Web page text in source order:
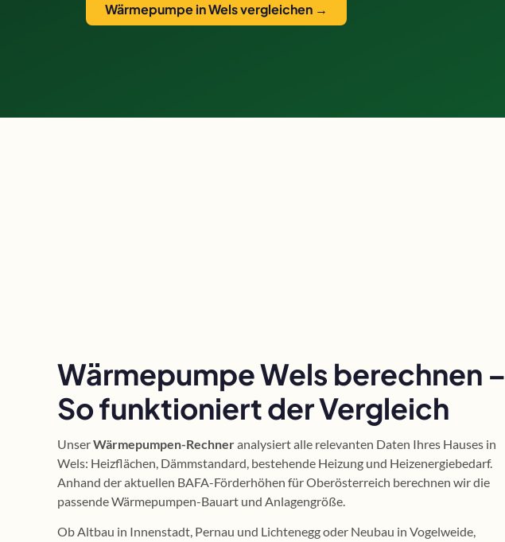
Wärmepumpe in Wels vergleichen →
Wärmepumpe Wels berechnen –
So funktioniert der Vergleich
UnserWärmepumpen-Rechneranalysiert alle relevanten Daten Ihres Hauses in
Wels: Heizflächen, Dämmstandard, bestehende Heizung und Heizenergiebedarf.
Anhand der aktuellen BAFA-Förderhöhen für Oberösterreich berechnen wir die
passende Wärmepumpen-Bauart und Anlagengröße.
Ob Altbau in Innenstadt, Pernau und Lichtenegg oder Neubau in Vogelweide,